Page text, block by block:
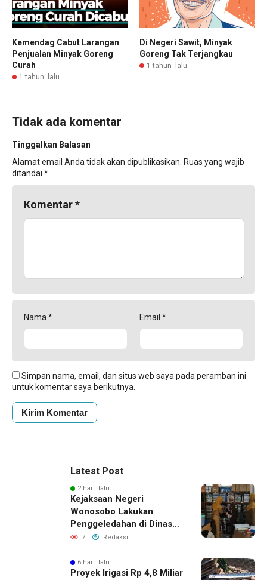
Kemendag Cabut Larangan
Penjualan Minyak Goreng
Curah
1 tahun lalu
Di Negeri Sawit, Minyak
Goreng Tak Terjangkau
1 tahun lalu
Tidak ada komentar
Tinggalkan Balasan
Alamat email Anda tidak akan dipublikasikan. Ruas yang wajib
ditandai *
Komentar*
Nama * Email *
Simpan nama, email, dan situs web saya pada peramban ini
untuk komentar saya berikutnya.
Latest Post
2 hari lalu
Kejaksaan Negeri
Wonosobo Lakukan
Penggeledahan di Dinas
Sosial untuk Dalami
Program PKH
7 Redaksi
6 hari lalu
Proyek Irigasi Rp 4,8 Miliar